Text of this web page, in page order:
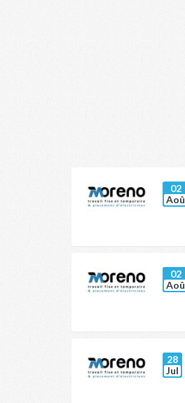
02
Aoû
02
Aoû
28
Jul